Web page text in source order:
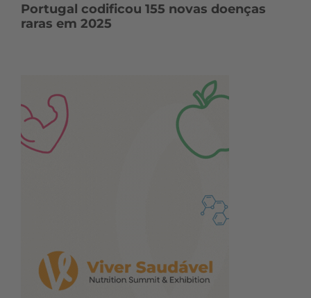
Portugal codificou 155 novas doenças
raras em 2025